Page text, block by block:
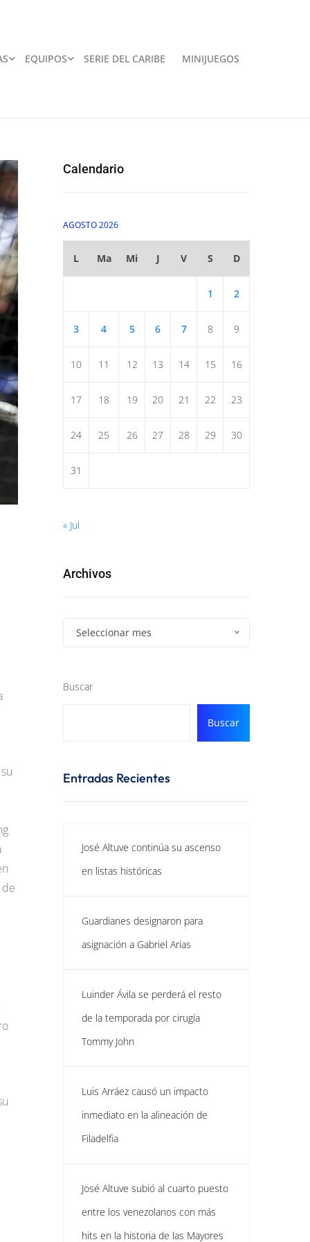
EQUIPOS SERIE DEL CARIBE MINIJUEGOS
Calendario
AGOSTO 2026
L Ma Mi J V S D
1 2
3 4 5 6 7 8 9
10 11 12 13 14 15 16
17 18 19 20 21 22 23
24 25 26 27 28 29 30
31
« Jul
Archivos
Seleccionar mes
Buscar
Buscar
Entradas Recientes
José Altuve continúa su ascenso
en listas históricas
Guardianes designaron para
asignación a Gabriel Arias
Luinder Ávila se perderá el resto
de la temporada por cirugía
Tommy John
Luis Arráez causó un impacto
inmediato en la alineación de
Filadelfia
José Altuve subió al cuarto puesto
entre los venezolanos con más
hits en la historia de las Mayores